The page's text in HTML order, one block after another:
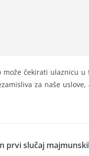
može čekirati ulaznicu u
za naše uslove,
prvi slučaj